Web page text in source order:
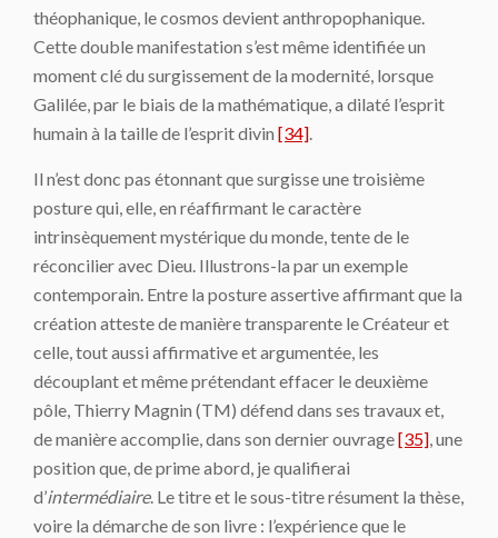
théophanique, le cosmos devient anthropophanique.
Cette double manifestation s’est même identifiée un
moment clé du surgissement de la modernité, lorsque
Galilée, par le biais de la mathématique, a dilaté l’esprit
humain à la taille de l’esprit divin [34].
Il n’est donc pas étonnant que surgisse une troisième
posture qui, elle, en réaffirmant le caractère
intrinsèquement mystérique du monde, tente de le
réconcilier avec Dieu. Illustrons-la par un exemple
contemporain. Entre la posture assertive affirmant que la
création atteste de manière transparente le Créateur et
celle, tout aussi affirmative et argumentée, les
découplant et même prétendant effacer le deuxième
pôle, Thierry Magnin (TM) défend dans ses travaux et,
de manière accomplie, dans son dernier ouvrage[35], une
position que, de prime abord, je qualifierai
d’intermédiaire. Le titre et le sous-titre résument la thèse,
voire la démarche de son livre : l’expérience que le